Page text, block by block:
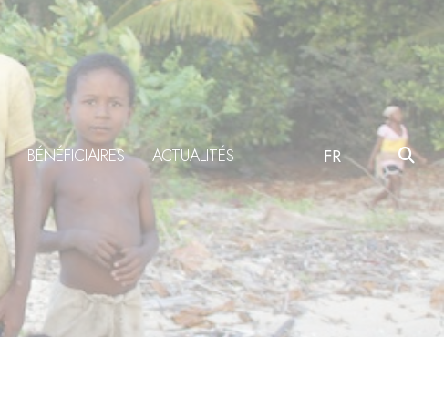
BÉNÉFICIAIRES ACTUALITÉS FR